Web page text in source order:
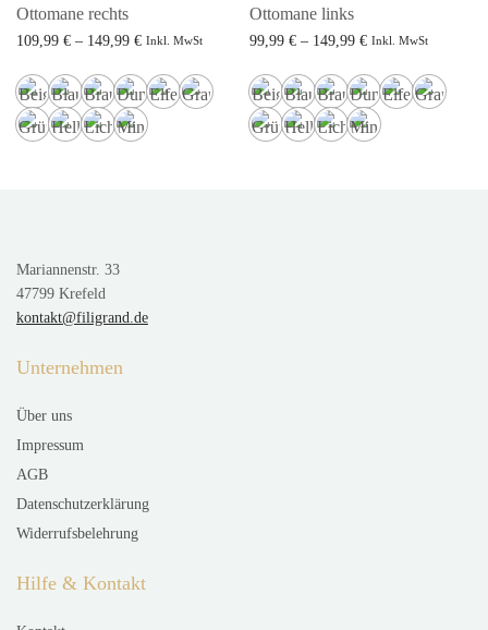
Ottomane rechts
109,99 € – 149,99 €Preisspanne:
149,99 €
Inkl. MwSt
Ottomane links
99,99 € – 149,99 €Preisspanne:
149,99 €
Inkl. MwSt
Mariannenstr. 33
47799 Krefeld
kontakt@filigrand.de
Unternehmen
Über uns
Impressum
AGB
Datenschutzerklärung
Widerrufsbelehrung
Hilfe & Kontakt